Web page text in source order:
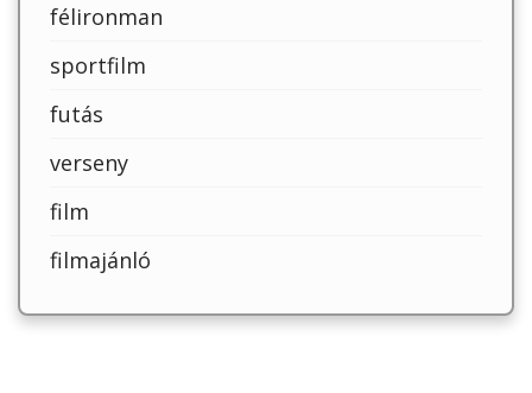
félironman
sportfilm
futás
verseny
film
filmajánló